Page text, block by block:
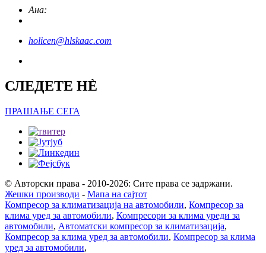
Ана:
holicen@hlskaac.com
СЛЕДЕТЕ НÈ
ПРАШАЊЕ СЕГА
© Авторски права - 2010-2026: Сите права се задржани.
Жешки производи - Мапа на сајтот
Компресор за климатизација на автомобили, Компресор за
клима уред за автомобили, Компресори за клима уреди за
автомобили, Автоматски компресор за климатизација,
Компресор за клима уред за автомобили, Компресор за клима
уред за автомобили,